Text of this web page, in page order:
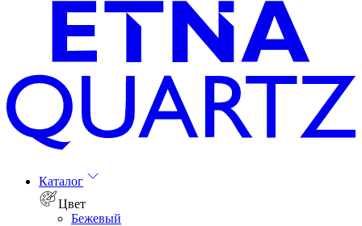
Каталог
Цвет
Бежевый